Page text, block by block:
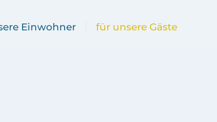
Einwohner für unsere Gäste